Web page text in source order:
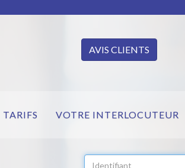
AVIS CLIENTS
TARIFS VOTRE INTERLOCUTEUR